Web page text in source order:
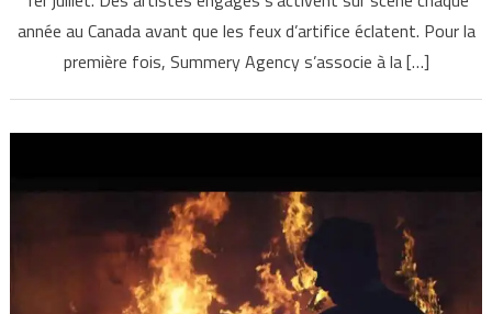
année au Canada avant que les feux d’artifice éclatent. Pour la
première fois, Summery Agency s’associe à la […]